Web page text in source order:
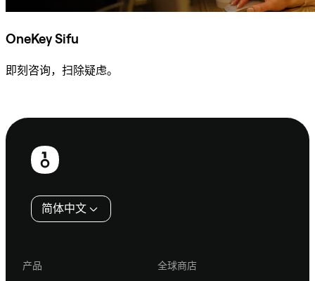
OneKey Sifu
即刻咨询，扫除疑虑。
页
简体中文
产品
全球商店